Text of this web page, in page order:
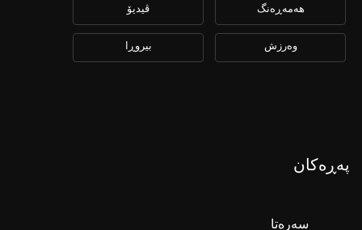
هەمەڕەنگ ڤیدیۆ
وەرزش بیروڕا
پەڕەکان
سەرەتا